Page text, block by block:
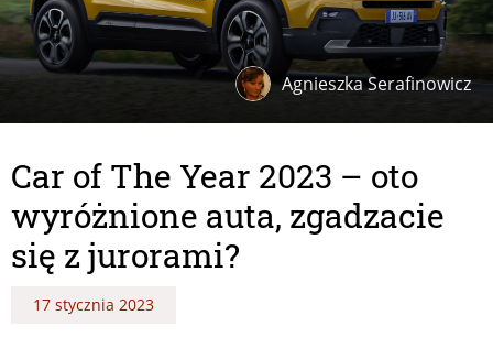
Agnieszka Serafinowicz
Car of The Year 2023 – oto
wyróżnione auta, zgadzacie
się z jurorami?
17 stycznia 2023